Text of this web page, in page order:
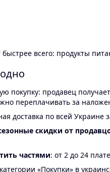
быстрее всего: продукты
покупку: продавец
переплачивать за
доставка по всей Украине
скидки от
частями: от 2 до 24
«Покупки» в